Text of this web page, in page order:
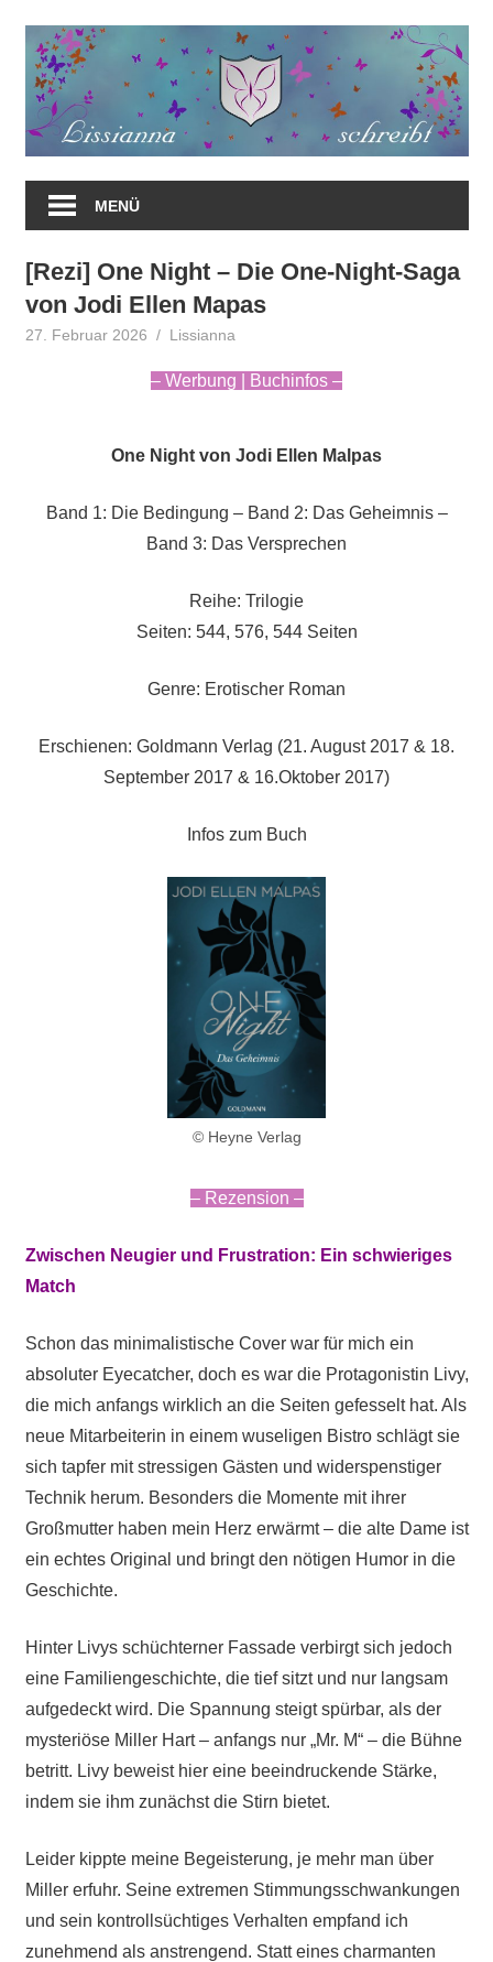
springen
MENÜ
[Rezi] One Night – Die One-Night-Saga
von Jodi Ellen Mapas
27. Februar 2026 Lissianna
– Werbung | Buchinfos –
One Night von Jodi Ellen Malpas
Band 1: Die Bedingung – Band 2: Das Geheimnis –
Band 3: Das Versprechen
Reihe: Trilogie
Seiten: 544, 576, 544 Seiten
Genre: Erotischer Roman
Erschienen: Goldmann Verlag (21. August 2017 & 18.
September 2017 & 16.Oktober 2017)
Infos zum Buch
© Heyne Verlag
– Rezension –
Zwischen Neugier und Frustration: Ein schwieriges
Match
Schon das minimalistische Cover war für mich ein
absoluter Eyecatcher, doch es war die Protagonistin Livy,
die mich anfangs wirklich an die Seiten gefesselt hat. Als
neue Mitarbeiterin in einem wuseligen Bistro schlägt sie
sich tapfer mit stressigen Gästen und widerspenstiger
Technik herum. Besonders die Momente mit ihrer
Großmutter haben mein Herz erwärmt – die alte Dame ist
ein echtes Original und bringt den nötigen Humor in die
Geschichte.
Hinter Livys schüchterner Fassade verbirgt sich jedoch
eine Familiengeschichte, die tief sitzt und nur langsam
aufgedeckt wird. Die Spannung steigt spürbar, als der
mysteriöse Miller Hart – anfangs nur „Mr. M“ – die Bühne
betritt. Livy beweist hier eine beeindruckende Stärke,
indem sie ihm zunächst die Stirn bietet.
Leider kippte meine Begeisterung, je mehr man über
Miller erfuhr. Seine extremen Stimmungsschwankungen
und sein kontrollsüchtiges Verhalten empfand ich
zunehmend als anstrengend. Statt eines charmanten